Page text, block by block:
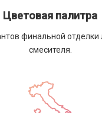
Цветовая палитра
финальной отделки
смесителя.